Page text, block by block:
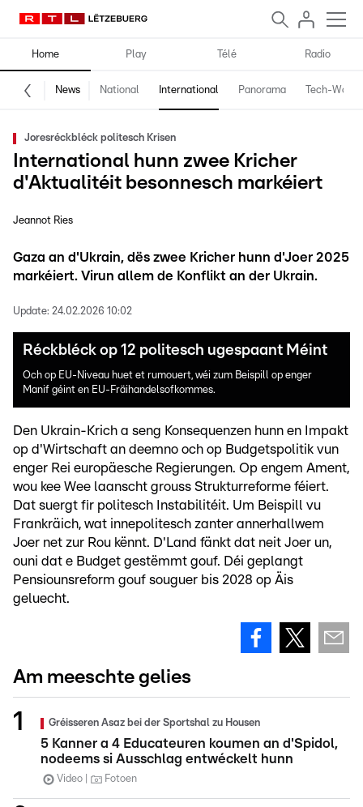
Home Play Télé Radio
News National International Panorama Tech-World
Joresréckbléck politesch Krisen
International hunn zwee Kricher
d'Aktualitéit besonnesch markéiert
Jeannot Ries
Gaza an d'Ukrain, dës zwee Kricher hunn d'Joer 2025
markéiert. Virun allem de Konflikt an der Ukrain.
Update: 24.02.2026 10:02
Réckbléck op 12 politesch ugespaant Méint
Och op EU-Niveau huet et rumouert, wéi zum Beispill op enger
Manif géint en EU-Fräihandelsofkommes.
Den Ukrain-Krich a seng Konsequenzen hunn en Impakt
op d'Wirtschaft an deemno och op Budgetspolitik vun
enger Rei europäesche Regierungen. Op engem Ament,
wou kee Wee laanscht grouss Strukturreforme féiert.
Dat suergt fir politesch Instabilitéit. Um Beispill vu
Frankräich, wat innepolitesch zanter annerhallwem
Joer net zur Rou kënnt. D'Land fänkt dat neit Joer un,
ouni dat e Budget gestëmmt gouf. Déi geplangt
Pensiounsreform gouf souguer bis 2028 op Äis
geluecht.
Am meeschte gelies
Gréisseren Asaz bei der Sportshal zu Housen
5 Kanner a 4 Educateuren koumen an d'Spidol,
nodeems si Ausschlag entwéckelt hunn
Video Fotoen